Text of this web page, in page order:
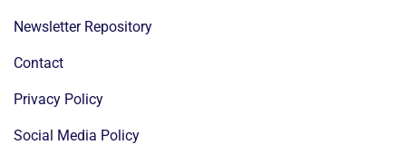
Newsletter Repository
Contact
Privacy Policy
Social Media Policy